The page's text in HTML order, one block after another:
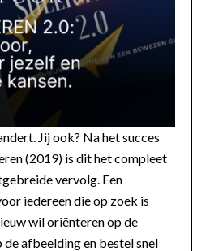
Jij ook? Na het succes
(2019) is dit het compleet
vervolg. Een
iedereen die op zoek is
wil oriënteren op de
afbeelding en bestel snel